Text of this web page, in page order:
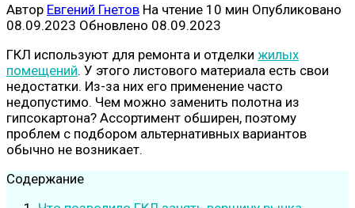
Автор Евгений Гнетов На чтение 10 мин Опубликовано
08.09.2023 Обновлено 08.09.2023
ГКЛ используют для ремонта и отделки жилых
помещений. У этого листового материала есть свои
недостатки. Из-за них его применение часто
недопустимо. Чем можно заменить полотна из
гипсокартона? Ассортимент обширен, поэтому
проблем с подбором альтернативных вариантов
обычно не возникает.
Содержание